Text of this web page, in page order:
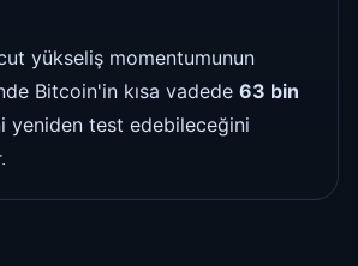
yükseliş momentumunun
Bitcoin'in kısa vadede 63 bin
yeniden test edebileceğini